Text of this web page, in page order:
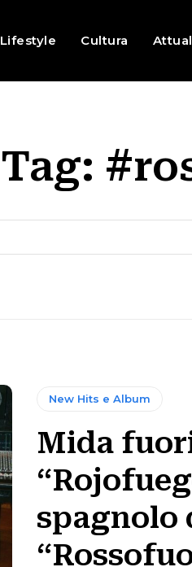
Lifestyle Cultura
Tag:
New Hits e Album
Mida
spagnolo